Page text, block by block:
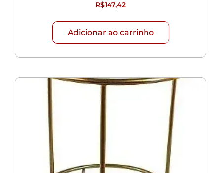
R$147,42
Adicionar ao carrinho